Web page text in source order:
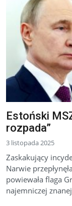
Estoński
rozpada”
3 listopada 2025
Zaskakujący
Narwie
powiewała flaga
najemniczej